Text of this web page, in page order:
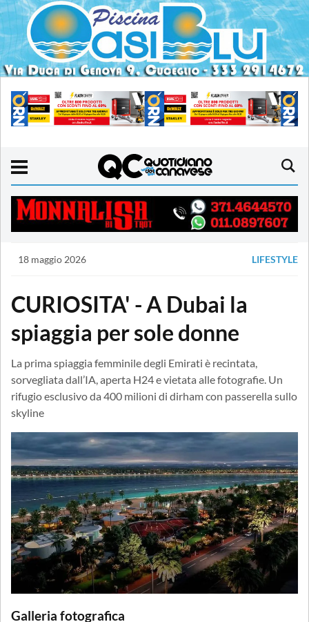
18 maggio 2026 LIFESTYLE
CURIOSITA' - A Dubai la
spiaggia per sole donne
La prima spiaggia femminile degli Emirati è recintata,
sorvegliata dall’IA, aperta H24 e vietata alle fotografie. Un
rifugio esclusivo da 400 milioni di dirham con passerella sullo
skyline
Galleria fotografica